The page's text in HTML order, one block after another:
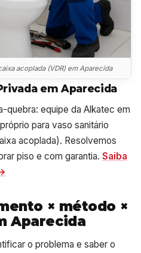
acoplada (VDR) em Aparecida
em Aparecida
quebra: equipe da Alkatec em
para vaso sanitário
acoplada). Resolvemos
piso e com garantia. Saiba
× método ×
Aparecida
o problema e saber o